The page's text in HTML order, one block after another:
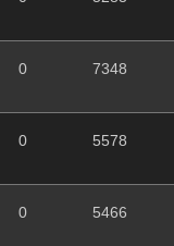
0 7348
0 5578
0 5466